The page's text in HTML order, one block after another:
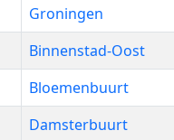
Groningen
Binnenstad-Oost
Bloemenbuurt
Damsterbuurt